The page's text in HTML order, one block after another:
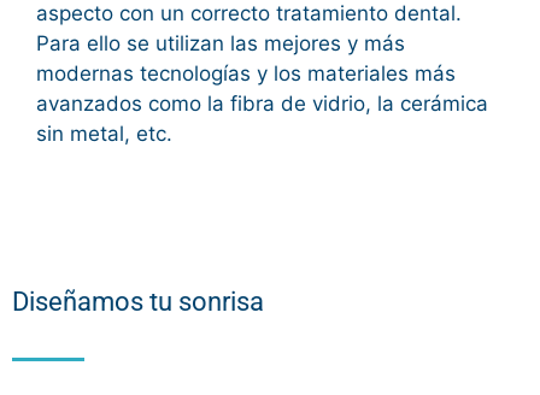
aspecto con un correcto tratamiento dental.
Para ello se utilizan las mejores y más
modernas tecnologías y los materiales más
avanzados como la fibra de vidrio, la cerámica
sin metal, etc.
Diseñamos tu sonrisa